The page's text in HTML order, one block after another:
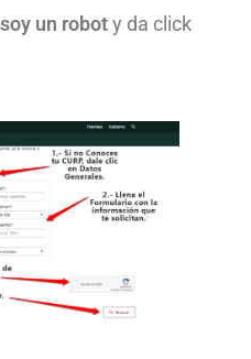
un roboty da click